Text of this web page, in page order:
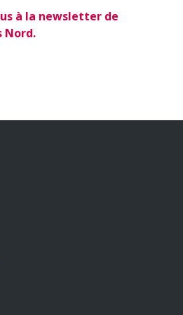
à la newsletter de
Nord.